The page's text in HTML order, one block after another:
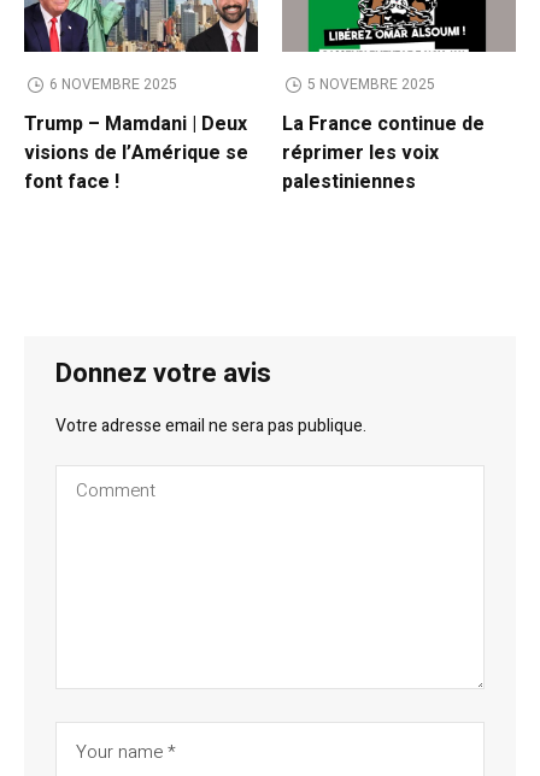
6 NOVEMBRE 2025
Trump – Mamdani | Deux
visions de l’Amérique se
font face !
5 NOVEMBRE 2025
La France continue de
réprimer les voix
palestiniennes
Donnez votre avis
Votre adresse email ne sera pas publique.